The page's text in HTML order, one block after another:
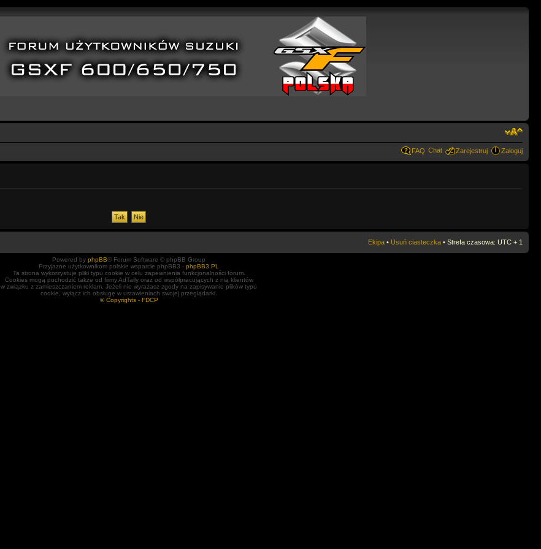
FAQ Chat Zarejestruj Zaloguj
Ekipa • Usuń ciasteczka • Strefa czasowa: UTC + 1
Powered by phpBB® Forum Software © phpBB Group
Przyjazne użytkownikom polskie wsparcie phpBB3 - phpBB3.PL
Ta strona wykorzystuje pliki typu cookie w celu zapewnienia funkcjonalności forum.
Cookies mogą pochodzić także od firmy AdTaily oraz od współpracujących z nią klientów
w związku z zamieszczaniem reklam. Jeżeli nie wyrażasz zgody na zapisywanie plików typu
cookie, wyłącz ich obsługę w ustawieniach swojej przeglądarki.
© Copyrights - FDCP